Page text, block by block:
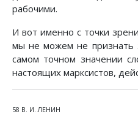
рабочими.
И вот именно с точки
мы не можем не признать
самом точном значении
настоящих марксистов,
58 В. И. ЛЕНИН